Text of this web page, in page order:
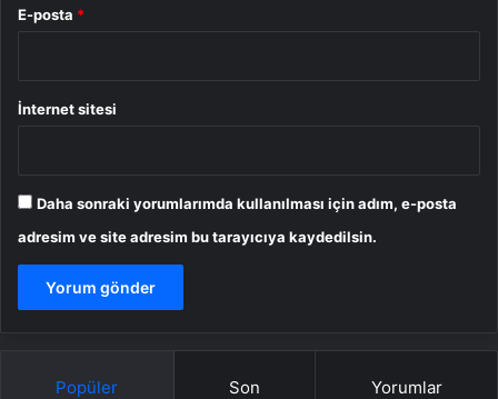
E-posta *
İnternet sitesi
Daha sonraki yorumlarımda kullanılması için adım, e-posta
adresim ve site adresim bu tarayıcıya kaydedilsin.
Popüler Son Yorumlar